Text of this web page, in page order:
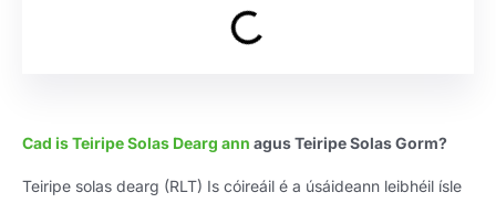
Cad is Teiripe Solas Dearg ann agus Teiripe Solas Gorm?
Teiripe solas dearg (RLT) Is cóireáil é a úsáideann leibhéil ísle